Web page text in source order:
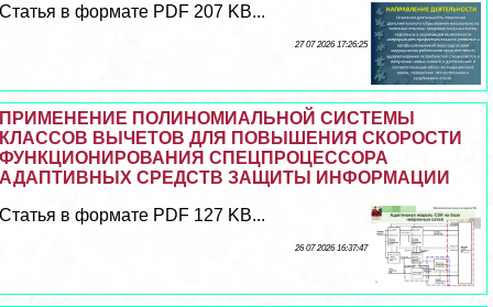
Статья в формате PDF 207 KB...
27 07 2026 17:26:25
ПРИМЕНЕНИЕ ПОЛИНОМИАЛЬНОЙ СИСТЕМЫ
КЛАССОВ ВЫЧЕТОВ ДЛЯ ПОВЫШЕНИЯ СКОРОСТИ
ФУНКЦИОНИРОВАНИЯ СПЕЦПРОЦЕССОРА
АДАПТИВНЫХ СРЕДСТВ ЗАЩИТЫ ИНФОРМАЦИИ
Статья в формате PDF 127 KB...
26 07 2026 16:37:47